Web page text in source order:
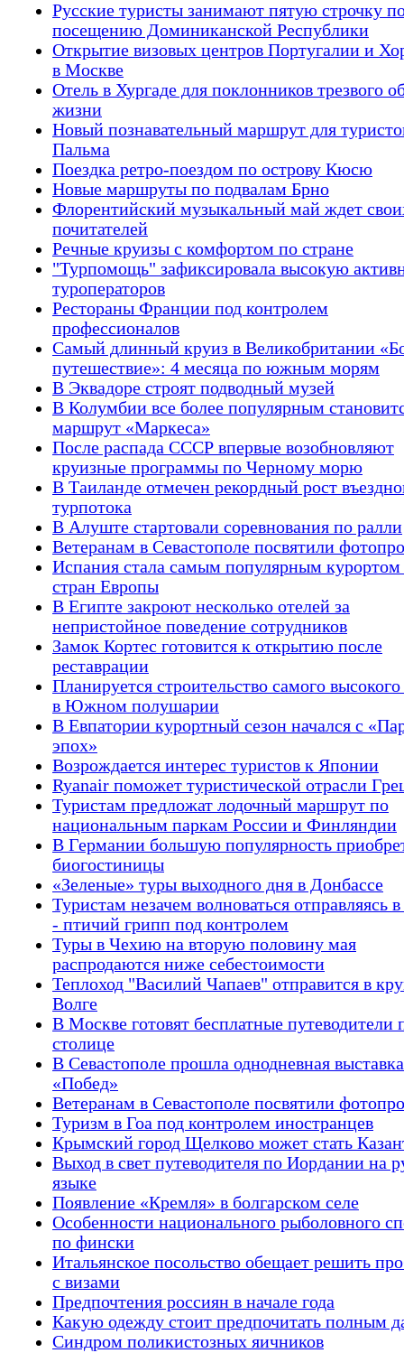
Русские туристы занимают пятую строчку
посещению Доминиканской Республики
Открытие визовых центров Португалии и
в Москве
Отель в Хургаде для поклонников трезвого
жизни
Новый познавательный маршрут для
Пальма
Поездка ретро-поездом по острову Кюсю
Новые маршруты по подвалам Брно
Флорентийский музыкальный май ждет
почитателей
Речные круизы с комфортом по стране
"Турпомощь" зафиксировала высокую
туроператоров
Рестораны Франции под контролем
профессионалов
Самый длинный круиз в Великобритании
путешествие»: 4 месяца по южным морям
В Эквадоре строят подводный музей
В Колумбии все более популярным
маршрут «Маркеса»
После распада СССР впервые возобновляют
круизные программы по Черному морю
В Таиланде отмечен рекордный рост
турпотока
В Алуште стартовали соревнования по ралли
Ветеранам в Севастополе посвятили
Испания стала самым популярным курортом
стран Европы
В Египте закроют несколько отелей за
непристойное поведение сотрудников
Замок Кортес готовится к открытию после
реставрации
Планируется строительство самого
в Южном полушарии
В Евпатории курортный сезон начался с
эпох»
Возрождается интерес туристов к Японии
Ryanair поможет туристической отрасли
Туристам предложат лодочный маршрут по
национальным паркам России и Финляндии
В Германии большую популярность
биогостиницы
«Зеленые» туры выходного дня в Донбассе
Туристам незачем волноваться отправляясь
- птичий грипп под контролем
Туры в Чехию на вторую половину мая
распродаются ниже себестоимости
Теплоход "Василий Чапаев" отправится в
Волге
В Москве готовят бесплатные путеводители
столице
В Севастополе прошла однодневная выставка
«Побед»
Ветеранам в Севастополе посвятили
Туризм в Гоа под контролем иностранцев
Крымский город Щелково может стать
Выход в свет путеводителя по Иордании на
языке
Появление «Кремля» в болгарском селе
Особенности национального рыболовного
по фински
Итальянское посольство обещает решить
с визами
Предпочтения россиян в начале года
Какую одежду стоит предпочитать полным
Синдром поликистозных яичников